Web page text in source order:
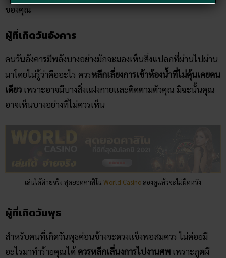
ของคุณ
ผู้ที่เกิดวันอังคาร
คนวันอังคารมีพลังบางอย่างมักจะมองเห็นสิ่งแปลกที่ผ่านไปผ่าน
มาโดยไม่รู้ว่าคืออะไร ควรหลีกเลี่ยงการเข้าห้องน้ำที่ไม่คุ้นเคยคน
เดียว เพราะอาจมีบางสิ่งแฝงกายและติดตามตัวคุณ มิฉะนั้นคุณ
อาจเห็นบางอย่างที่ไม่ควรเห็น
เล่นได้ต่ายจริง สุดยอดคาสิโน World Casino ลองดูแล้วจะไม่ผิดหวัง
ผู้ที่เกิดวันพุธ
สำหรับคนที่เกิดวันพุธค่อนข้างจะดวงแข็งพอสมควร ไม่ค่อยมี
อะไรมาทำร้ายคุณได้ ควรหลีกเลี่นงการไปงานศพ เพราะภูตผี